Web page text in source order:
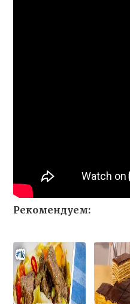
Рекомендуем: